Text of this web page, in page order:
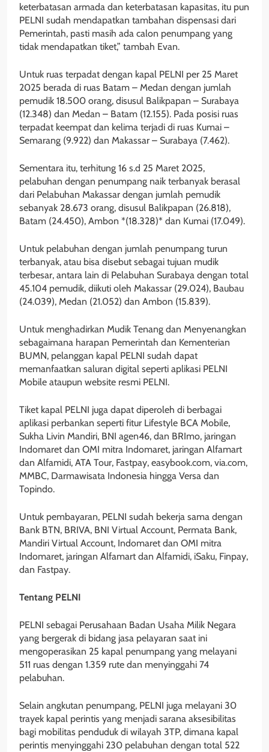
keterbatasan armada dan keterbatasan kapasitas, itu pun
PELNI sudah mendapatkan tambahan dispensasi dari
Pemerintah, pasti masih ada calon penumpang yang
tidak mendapatkan tiket,” tambah Evan.
Untuk ruas terpadat dengan kapal PELNI per 25 Maret
2025 berada di ruas Batam – Medan dengan jumlah
pemudik 18.500 orang, disusul Balikpapan – Surabaya
(12.348) dan Medan – Batam (12.155). Pada posisi ruas
terpadat keempat dan kelima terjadi di ruas Kumai –
Semarang (9.922) dan Makassar – Surabaya (7.462).
Sementara itu, terhitung 16 s.d 25 Maret 2025,
pelabuhan dengan penumpang naik terbanyak berasal
dari Pelabuhan Makassar dengan jumlah pemudik
sebanyak 28.673 orang, disusul Balikpapan (26.818),
Batam (24.450), Ambon *(18.328)* dan Kumai (17.049).
Untuk pelabuhan dengan jumlah penumpang turun
terbanyak, atau bisa disebut sebagai tujuan mudik
terbesar, antara lain di Pelabuhan Surabaya dengan total
45.104 pemudik, diikuti oleh Makassar (29.024), Baubau
(24.039), Medan (21.052) dan Ambon (15.839).
Untuk menghadirkan Mudik Tenang dan Menyenangkan
sebagaimana harapan Pemerintah dan Kementerian
BUMN, pelanggan kapal PELNI sudah dapat
memanfaatkan saluran digital seperti aplikasi PELNI
Mobile ataupun website resmi PELNI.
Tiket kapal PELNI juga dapat diperoleh di berbagai
aplikasi perbankan seperti fitur Lifestyle BCA Mobile,
Sukha Livin Mandiri, BNI agen46, dan BRImo, jaringan
Indomaret dan OMI mitra Indomaret, jaringan Alfamart
dan Alfamidi, ATA Tour, Fastpay, easybook.com, via.com,
MMBC, Darmawisata Indonesia hingga Versa dan
Topindo.
Untuk pembayaran, PELNI sudah bekerja sama dengan
Bank BTN, BRIVA, BNI Virtual Account, Permata Bank,
Mandiri Virtual Account, Indomaret dan OMI mitra
Indomaret, jaringan Alfamart dan Alfamidi, iSaku, Finpay,
dan Fastpay.
Tentang PELNI
PELNI sebagai Perusahaan Badan Usaha Milik Negara
yang bergerak di bidang jasa pelayaran saat ini
mengoperasikan 25 kapal penumpang yang melayani
511 ruas dengan 1.359 rute dan menyinggahi 74
pelabuhan.
Selain angkutan penumpang, PELNI juga melayani 30
trayek kapal perintis yang menjadi sarana aksesibilitas
bagi mobilitas penduduk di wilayah 3TP, dimana kapal
perintis menyinggahi 230 pelabuhan dengan total 522